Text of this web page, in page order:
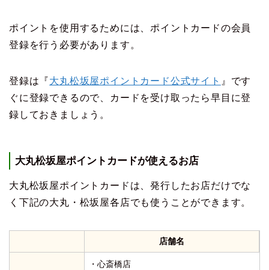
ポイントを使用するためには、ポイントカードの会員
登録を行う必要があります。
登録は『 大丸松坂屋ポイントカード公式サイト 』です
ぐに登録できるので、カードを受け取ったら早目に登
録しておきましょう。
大丸松坂屋ポイントカードが使えるお店
大丸松坂屋ポイントカードは、発行したお店だけでな
く下記の大丸・松坂屋各店でも使うことができます。
店舗名
・心斎橋店